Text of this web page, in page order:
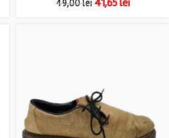
49,00lei 41,65lei